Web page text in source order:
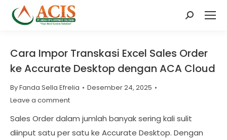
Search:
Cara Impor Transkasi Excel Sales Order
ke Accurate Desktop dengan ACA Cloud
ByFanda Sella Efrelia
Desember 24, 2025
Leave a comment
Sales Order dalam jumlah banyak sering kali sulit
diinput satu per satu ke Accurate Desktop. Dengan